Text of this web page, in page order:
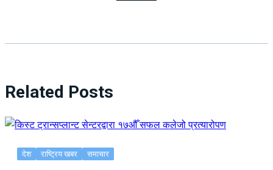
Related Posts
देश राष्ट्रिय खबर समाचार